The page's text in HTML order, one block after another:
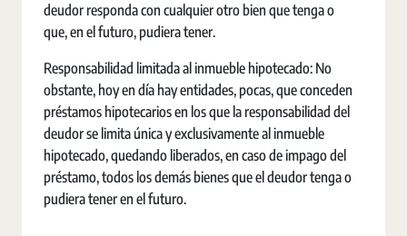
deudor responda con cualquier otro bien que tenga o
que, en el futuro, pudiera tener.
Responsabilidad limitada al inmueble hipotecado: No
obstante, hoy en día hay entidades, pocas, que conceden
préstamos hipotecarios en los que la responsabilidad del
deudor se limita única y exclusivamente al inmueble
hipotecado, quedando liberados, en caso de impago del
préstamo, todos los demás bienes que el deudor tenga o
pudiera tener en el futuro.